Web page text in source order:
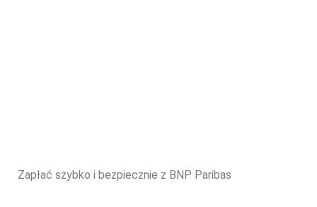
Zapłać szybko i bezpiecznie z BNP Paribas